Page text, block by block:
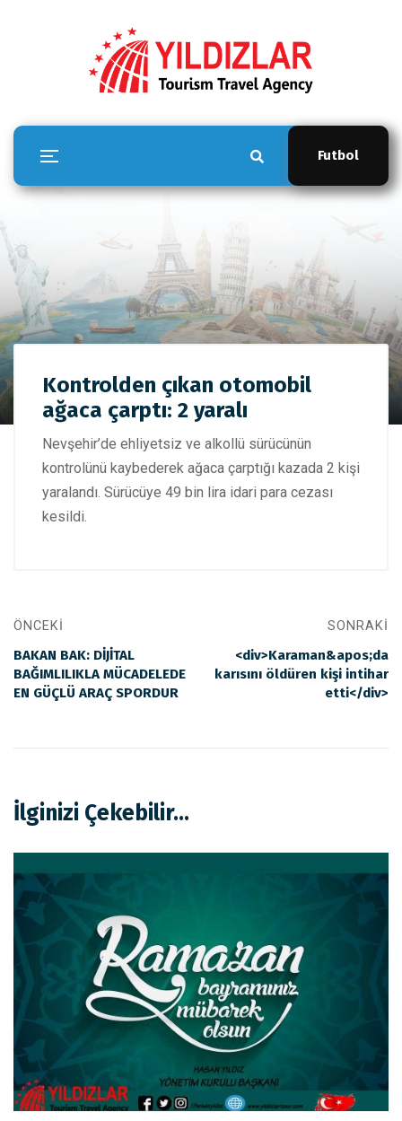
Futbol
Anasayfa YILDIZLAR TOUR
Kontrolden çıkan
otomobil ağaca çarptı: 2 yaralı
Kontrolden çıkan otomobil
ağaca çarptı: 2 yaralı
Nevşehir’de ehliyetsiz ve alkollü sürücünün
kontrolünü kaybederek ağaca çarptığı kazada 2 kişi
yaralandı. Sürücüye 49 bin lira idari para cezası
kesildi.
ÖNCEKI
BAKAN BAK: DİJİTAL
BAĞIMLILIKLA MÜCADELEDE
EN GÜÇLÜ ARAÇ SPORDUR
SONRAKI
<div>Karaman&apos;da
karısını öldüren kişi intihar
etti</div>
İlginizi Çekebilir...